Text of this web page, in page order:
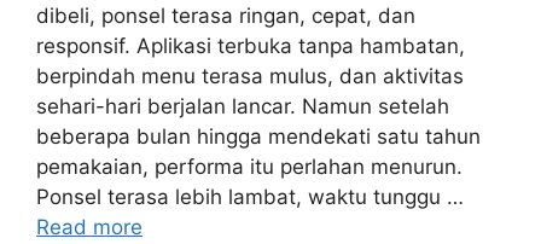
dibeli, ponsel terasa ringan, cepat, dan
responsif. Aplikasi terbuka tanpa hambatan,
berpindah menu terasa mulus, dan aktivitas
sehari-hari berjalan lancar. Namun setelah
beberapa bulan hingga mendekati satu tahun
pemakaian, performa itu perlahan menurun.
Ponsel terasa lebih lambat, waktu tunggu …
Read more